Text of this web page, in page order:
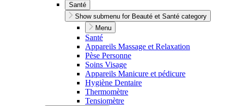
Santé
Show submenu for Beauté et Santé category
Menu
Santé
Appareils Massage et Relaxation
Pèse Personne
Soins Visage
Appareils Manicure et pédicure
Hygiène Dentaire
Thermomètre
Tensiomètre